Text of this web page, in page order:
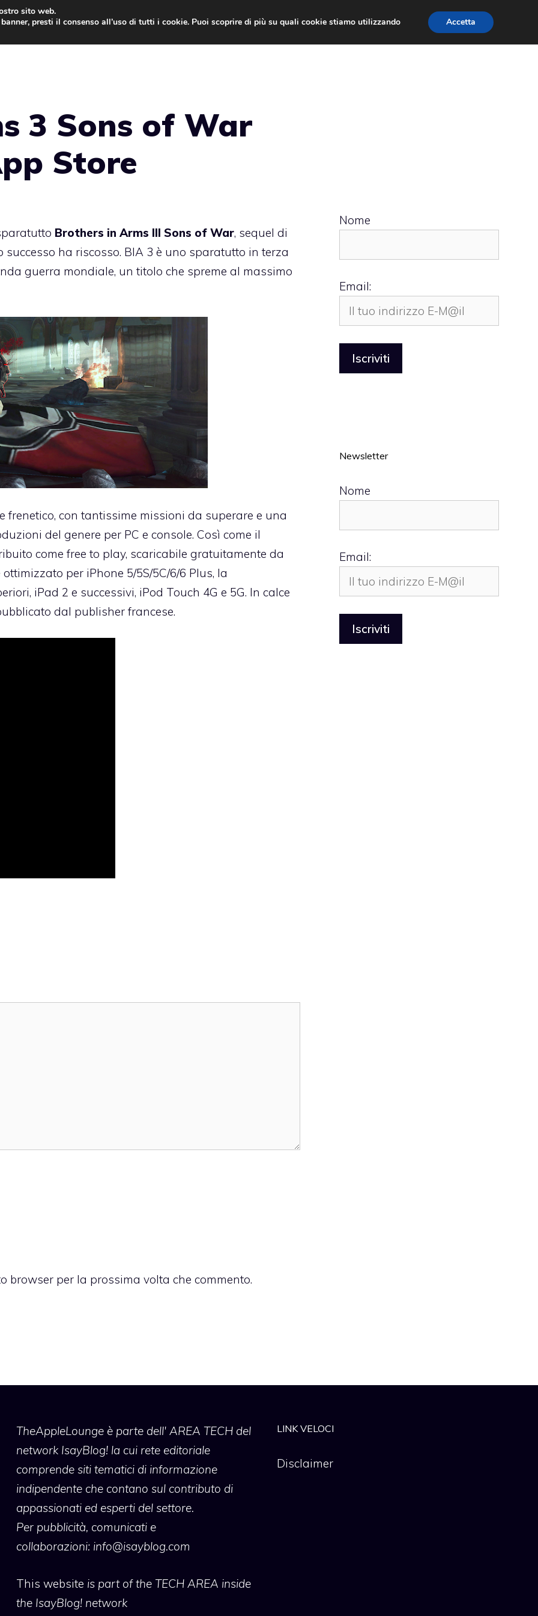
3 Sons of War
Store
Brothers in Arms III Sons of War, sequel di
ha riscosso. BIA 3 è uno sparatutto in terza
guerra mondiale, un titolo che spreme al massimo
frenetico, con tantissime missioni da superare e una
del genere per PC e console. Così come il
come free to play, scaricabile gratuitamente da
per iPhone 5/5S/5C/6/6 Plus, la
iPad 2 e successivi, iPod Touch 4G e 5G. In calce
dal publisher francese.
browser per la prossima volta che commento.
Nome
Email:
Newsletter
Nome
Email:
TheAppleLoungeè parte dell' AREA TECH del
network IsayBlog! la cui rete editoriale
comprende siti tematici di informazione
indipendente che contano sul contributo di
appassionati ed esperti del settore.
Per pubblicità, comunicati e
collaborazioni: info@isayblog.com
This website is part of the TECH AREA inside
the IsayBlog! network
LINK VELOCI
Disclaimer
sito web.
presti il consenso all’uso di tutti i cookie. Puoi scoprire di più su quali cookie stiamo utilizzando
Accetta